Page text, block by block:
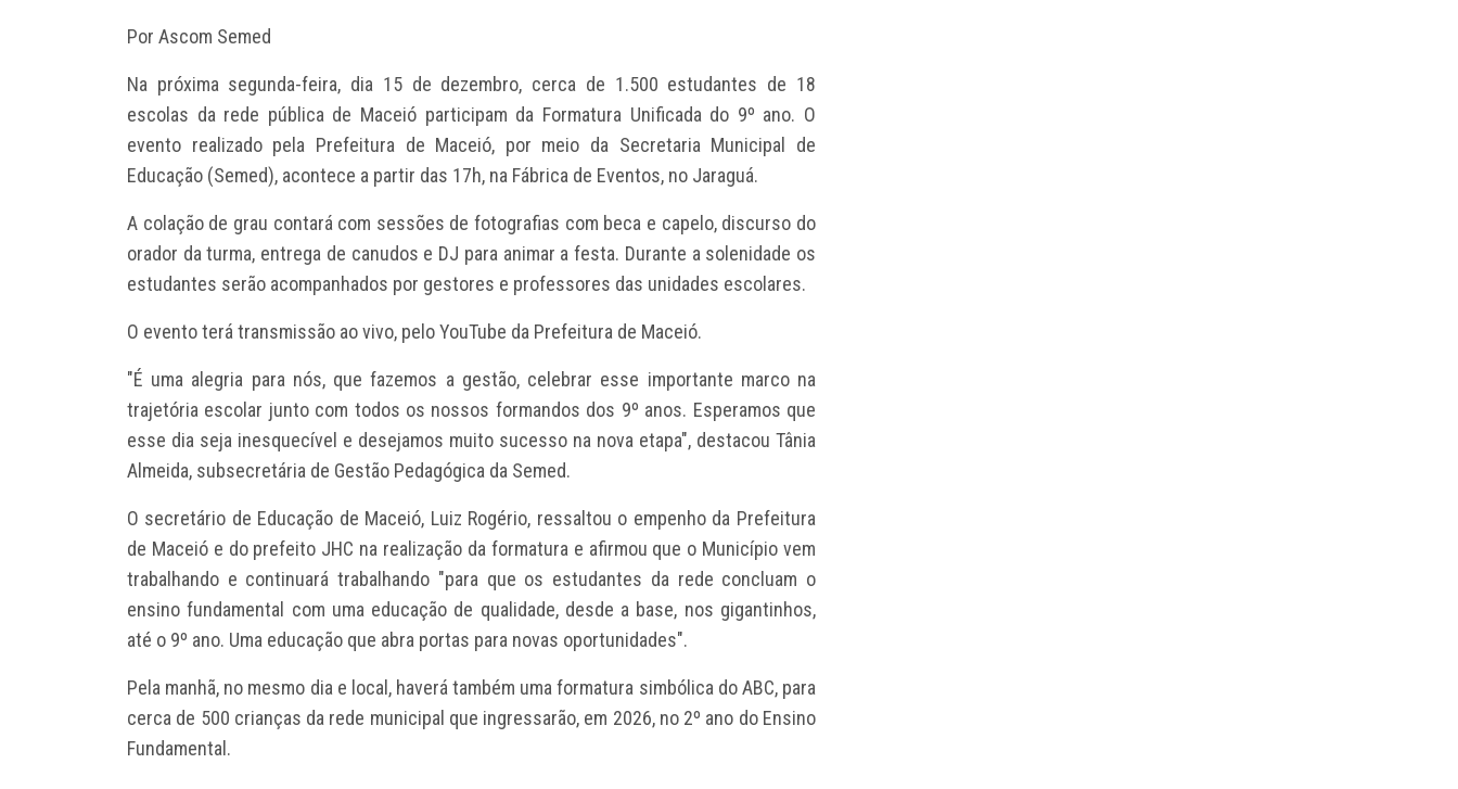
Por Ascom Semed
Na próxima segunda-feira, dia 15 de dezembro, cerca de 1.500 estudantes de 18
escolas da rede pública de Maceió participam da Formatura Unificada do 9º ano. O
evento realizado pela Prefeitura de Maceió, por meio da Secretaria Municipal de
Educação (Semed), acontece a partir das 17h, na Fábrica de Eventos, no Jaraguá.
A colação de grau contará com sessões de fotografias com beca e capelo, discurso do
orador da turma, entrega de canudos e DJ para animar a festa. Durante a solenidade os
estudantes serão acompanhados por gestores e professores das unidades escolares.
O evento terá transmissão ao vivo, pelo YouTube da Prefeitura de Maceió.
"É uma alegria para nós, que fazemos a gestão, celebrar esse importante marco na
trajetória escolar junto com todos os nossos formandos dos 9º anos. Esperamos que
esse dia seja inesquecível e desejamos muito sucesso na nova etapa", destacou Tânia
Almeida, subsecretária de Gestão Pedagógica da Semed.
O secretário de Educação de Maceió, Luiz Rogério, ressaltou o empenho da Prefeitura
de Maceió e do prefeito JHC na realização da formatura e afirmou que o Município vem
trabalhando e continuará trabalhando "para que os estudantes da rede concluam o
ensino fundamental com uma educação de qualidade, desde a base, nos gigantinhos,
até o 9º ano. Uma educação que abra portas para novas oportunidades".
Pela manhã, no mesmo dia e local, haverá também uma formatura simbólica do ABC, para
cerca de 500 crianças da rede municipal que ingressarão, em 2026, no 2º ano do Ensino
Fundamental.